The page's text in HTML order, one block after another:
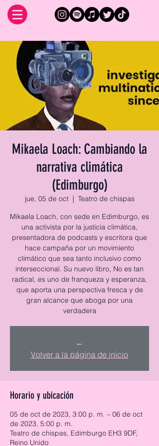
Mikaela Loach: Cambiando la
narrativa climática
(Edimburgo)
jue, 05 de oct
  |
Teatro de chispas
Mikaela Loach, con sede en Edimburgo, es
una activista por la justicia climática,
presentadora de podcasts y escritora que
hace campaña por un movimiento
climático que sea tanto inclusivo como
interseccional. Su nuevo libro, No es tan
radical, es uno de franqueza y esperanza,
que aporta una perspectiva fresca y de
gran alcance que aboga por una
verdadera
←
Volver a la página de inicio
Horario y ubicación
05 de oct de 2023, 3:00 p. m. – 06 de oct
de 2023, 5:00 p. m.
Teatro de chispas, Edimburgo EH3 9DF,
Reino Unido